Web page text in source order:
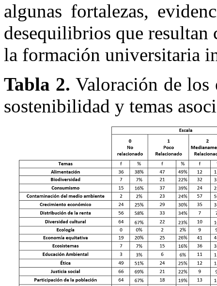
algunas fortalezas,
desequilibrios que resultan
la formación universitaria
Tabla 2. Valoración de los
sostenibilidad y temas